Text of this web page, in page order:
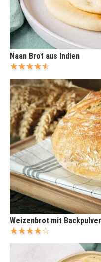
Naan Brot aus Indien
Weizenbrot mit Backpulver